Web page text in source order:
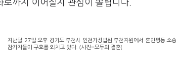
까지 이어질지 관심이 쏠립니다.
지난달 27일 오후 경기도 부천시 인천가정법원 부천지원에서 혼인평등 소
참가자들이 구호를 외치고 있다. (사진=모두의 결혼)